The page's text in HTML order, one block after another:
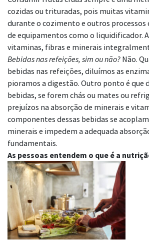
cozidas ou trituradas, pois muitas
durante o cozimento e outros processos
de equipamentos como o liquidificador.
vitaminas, fibras e minerais
Bebidas nas refeições, sim ou não? Não.
bebidas nas refeições, diluímos as
pioramos a digestão. Outro ponto é que
bebidas, se forem chás ou mates ou
prejuízos na absorção de minerais e
componentes dessas bebidas se
minerais e impedem a adequada
fundamentais.
As pessoas entendem o que é a